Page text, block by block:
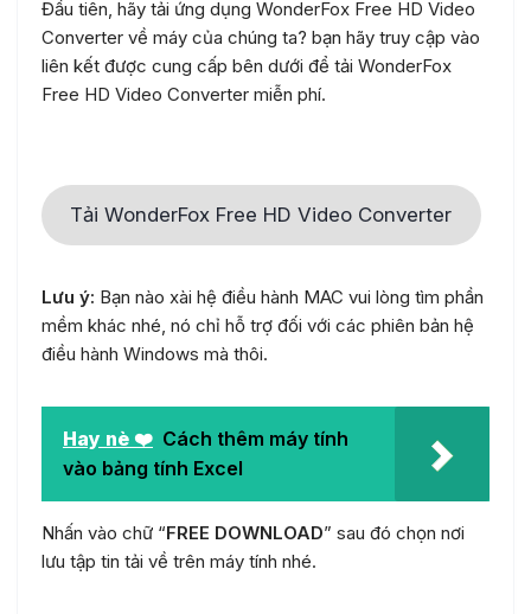
Đầu tiên, hãy tải ứng dụng WonderFox Free HD Video
Converter về máy của chúng ta? bạn hãy truy cập vào
liên kết được cung cấp bên dưới để tải WonderFox
Free HD Video Converter miễn phí.
Tải WonderFox Free HD Video Converter
Lưu ý: Bạn nào xài hệ điều hành MAC vui lòng tìm phần
mềm khác nhé, nó chỉ hỗ trợ đối với các phiên bản hệ
điều hành Windows mà thôi.
Hay nè ❤️ Cách thêm máy tính
vào bảng tính Excel
Nhấn vào chữ “FREE DOWNLOAD” sau đó chọn nơi
lưu tập tin tải về trên máy tính nhé.